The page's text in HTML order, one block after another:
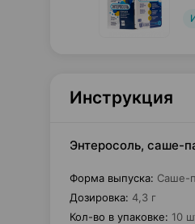
Инструкция
Энтеросоль, саше-
Форма выпуска: Саше-
Дозировка: 4,3 г
Кол-во в упаковке: 10